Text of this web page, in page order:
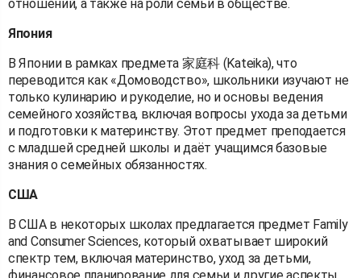
отношений, а также на роли семьи в обществе.
Япония
В Японии в рамках предмета 家庭科 (Kateika), что
переводится как «Домоводство», школьники изучают не
только кулинарию и рукоделие, но и основы ведения
семейного хозяйства, включая вопросы ухода за детьми
и подготовки к материнству. Этот предмет преподается
с младшей средней школы и даёт учащимся базовые
знания о семейных обязанностях.
США
В США в некоторых школах предлагается предмет Family
and Consumer Sciences, который охватывает широкий
спектр тем, включая материнство, уход за детьми,